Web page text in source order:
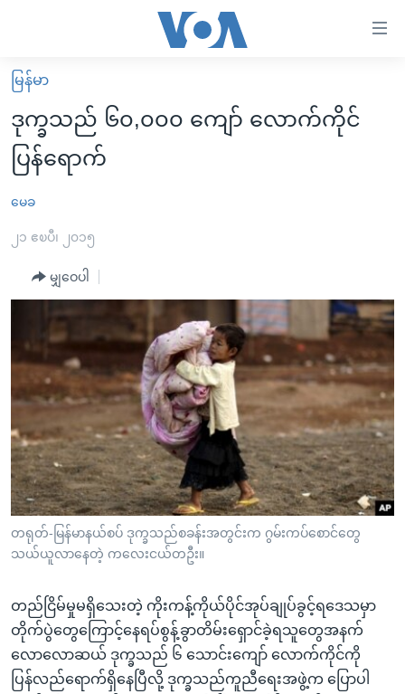
လွယ်ကူ
စေ
သည့်
Link
များ
ပင်မ
ရန်
ပင်မ
ညွန်း
စာမျက်နှာ
သို့
ကျော်
ကြည့်
ရန်
ရန်
နေရာ
သို့
ကျော်
မူလစာမျက်နှာ
မြန်မာ
ကမ္ဘာ့သတင်းများ
အစ္စရေး-ပါလက်စတိုင်း
အင်္ဂလိပ်စာလေ့လာမယ်
အမေရိကန်သုံးအီဒီယံ
မကြေးမုံရဲ့ အင်္ဂလိပ်စာ
ရုပ်ရှင်ထဲက အင်္ဂလိပ်စာ
သုတပဒေသာ အင်္ဂလိပ်စာ
အပတ်စဉ်ကဏ္ဍများ
တီဗွီ
ရေဒီယိုနှင့်ရုပ်သံ အချက်အလက်များ
ရေဒီယို/တီဗွီအစီအစဉ်
Learning English
ဗွီအိုအေ လူမှုကွန်ယက်များ
မြန်မာ
ဒုက္ခသည် ၆၀,၀၀၀ ကျော် လောက်ကိုင်
ပြန်ရောက်
မေခ
၂၁ ဧၿပီ၊ ၂၀၁၅
မျှဝေပါ
တရုတ်-မြန်မာနယ်စပ် ဒုက္ခသည်စခန်းအတွင်းက ဂွမ်းကပ်စောင်တွေ
သယ်ယူလာနေတဲ့ ကလေးငယ်တဦး။
တည်ငြိမ်မှုမရှိသေးတဲ့ ကိုးကန့်ကိုယ်ပိုင်အုပ်ချုပ်ခွင့်ရဒေသမှာ
တိုက်ပွဲတွေကြောင့်နေရပ်စွန့်ခွာတိမ်းရှောင်ခဲ့ရသူတွေအနက်
လောလောဆယ် ဒုက္ခသည် ၆ သောင်းကျော် လောက်ကိုင်ကို
ပြန်လည်ရောက်ရှိနေပြီလို့ ဒုက္ခသည်ကူညီရေးအဖွဲ့က ပြောပါ